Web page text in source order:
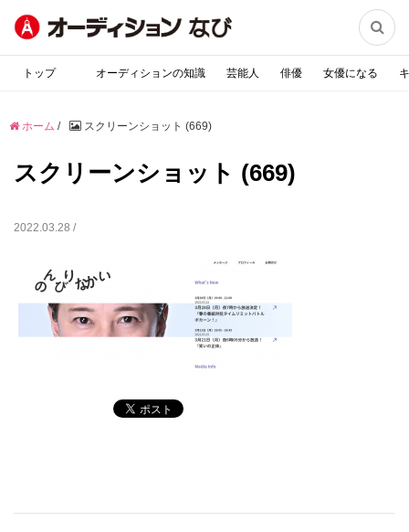

トップ オーディションの知識 芸能人 俳優 女優になる
ホーム / スクリーンショット (669)
スクリーンショット (669)
2022.03.28 /